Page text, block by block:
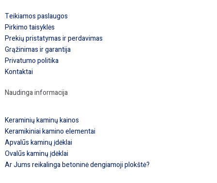
Teikiamos paslaugos
Pirkimo taisyklės
Prekių pristatymas ir perdavimas
Grąžinimas ir garantija
Privatumo politika
Kontaktai
Naudinga informacija
Keraminių kaminų kainos
Keramikiniai kamino elementai
Apvalūs kaminų įdėklai
Ovalūs kaminų įdėklai
Ar Jums reikalinga betoninė dengiamoji plokštė?